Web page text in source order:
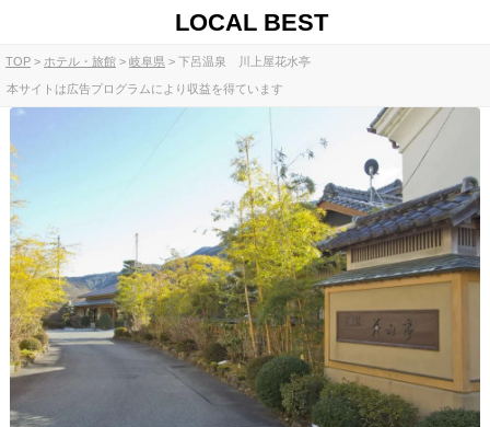
LOCAL BEST
TOP ホテル・旅館 岐阜県 下呂温泉 川上屋花水亭
本サイトは広告プログラムにより収益を得ています